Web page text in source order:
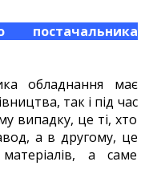
постачальника
обладнання має
так і під час
випадку, це ті, хто
а в другому, це
а саме